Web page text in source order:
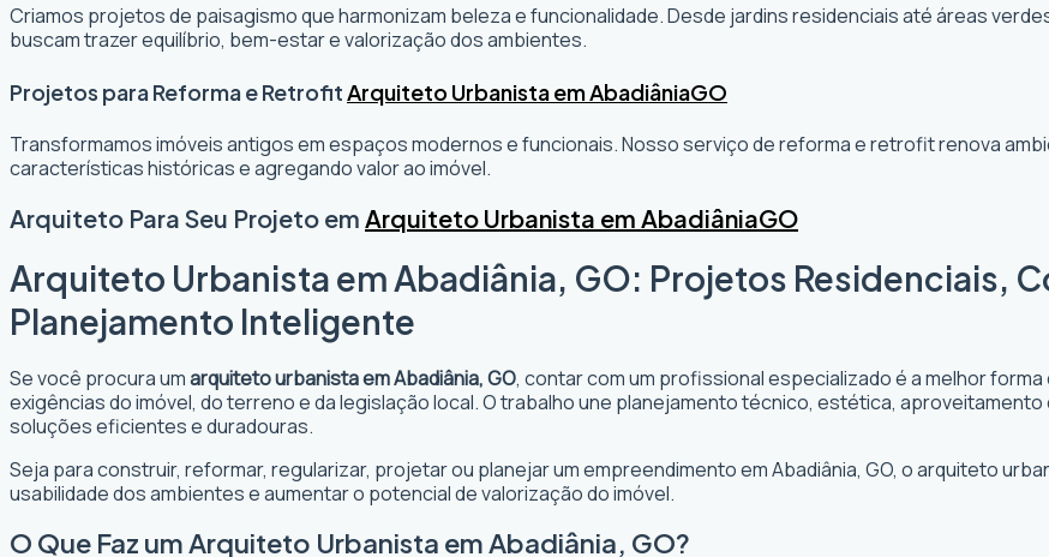
Criamos projetos de paisagismo que harmonizam beleza e funcionalidade. Desde jardins residenciais até áreas
buscam trazer equilíbrio, bem-estar e valorização dos ambientes.
Projetos para Reforma e RetrofitArquiteto Urbanista em AbadiâniaGO
Transformamos imóveis antigos em espaços modernos e funcionais. Nosso serviço de reforma e retrofit renova
características históricas e agregando valor ao imóvel.
Arquiteto Para Seu Projeto em Arquiteto Urbanista em AbadiâniaGO
Arquiteto Urbanista em Abadiânia, GO: Projetos Residenciais,
Planejamento Inteligente
Se você procura umarquiteto urbanista em Abadiânia, GO, contar com um profissional especializado é a melhor
exigências do imóvel, do terreno e da legislação local. O trabalho une planejamento técnico, estética,
soluções eficientes e duradouras.
Seja para construir, reformar, regularizar, projetar ou planejar um empreendimento em Abadiânia, GO, o arquiteto
usabilidade dos ambientes e aumentar o potencial de valorização do imóvel.
O Que Faz um Arquiteto Urbanista em Abadiânia, GO?